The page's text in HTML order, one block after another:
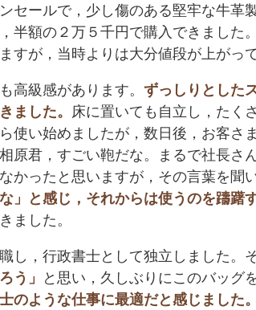
セールで，少し傷のある堅牢な牛革
半額の２万５千円で購入できました
すが，当時よりは大分値段が上がっ
高級感があります。 ずっしりとした
ました。 床に置いても自立し，たく
使い始めましたが，数日後，お客さ
原君，すごい鞄だな。まるで社長さ
かったと思いますが，その言葉を聞
」と感じ，それからは使うのを躊躇
ました。
し，行政書士として独立しました。
う」
と思い，久しぶりにこのバッグ
のような仕事に最適だと感じました。